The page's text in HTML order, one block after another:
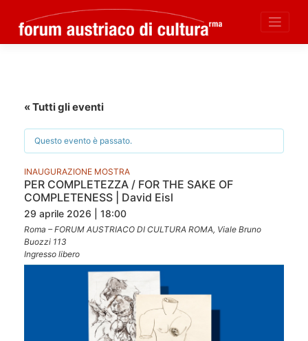
« Tutti gli eventi
Questo evento è passato.
INAUGURAZIONE MOSTRA
PER COMPLETEZZA / FOR THE SAKE OF
COMPLETENESS | David Eisl
29 aprile 2026 | 18:00
Roma – FORUM AUSTRIACO DI CULTURA ROMA, Viale Bruno
Buozzi 113
Ingresso libero